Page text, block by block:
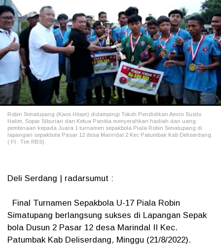
Robin Simatupang (Kaos Hitam) didampingi Tokoh Pendidikan Amrin Susilo
Halim, Sopar Siburian dan Ketua Panitia menyerahkan hadiah dan uang
pembinaan kepada Juara 1 turnamen sepakbola Piala Robin Simatupang di
lapangan sepakbola Pasar 12 desa Marindal 2 Kec Patumbak Kab Deliserdang.
( Ft : Tim RBS).
Deli Serdang | radarsumut :
Final Turnamen Sepakbola U-17 Piala Robin
Simatupang berlangsung sukses di Lapangan Sepak
bola Dusun 2 Pasar 12 desa Marindal II Kec.
Patumbak Kab Deliserdang, Minggu (21/8/2022).